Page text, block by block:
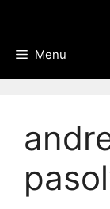
Menu